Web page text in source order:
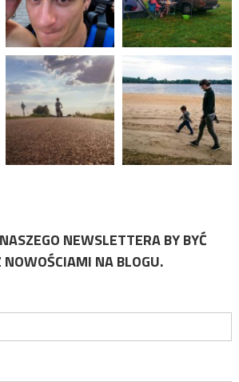
NEWSLETTERA BY BYĆ
NOWOŚCIAMI NA BLOGU.